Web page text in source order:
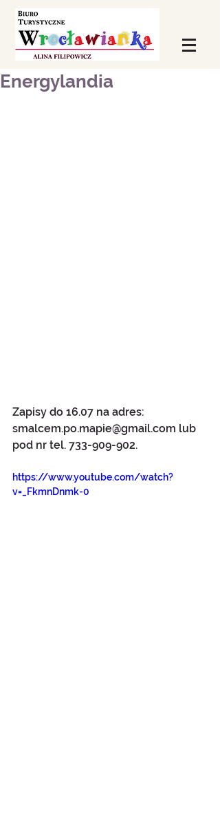
Energylandia
Zapisy do 16.07 na adres:
smalcem.po.mapie@gmail.com lub
pod nr tel. 733-909-902.
https://www.youtube.com/watch?
v=_FkmnDnmk-0